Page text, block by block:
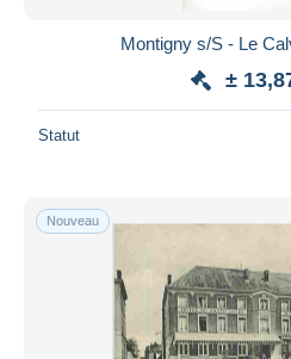
Montigny s/S - Le
±
Statut
Nouveau